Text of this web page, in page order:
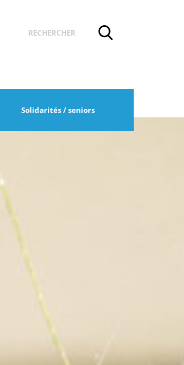
Solidarités / seniors